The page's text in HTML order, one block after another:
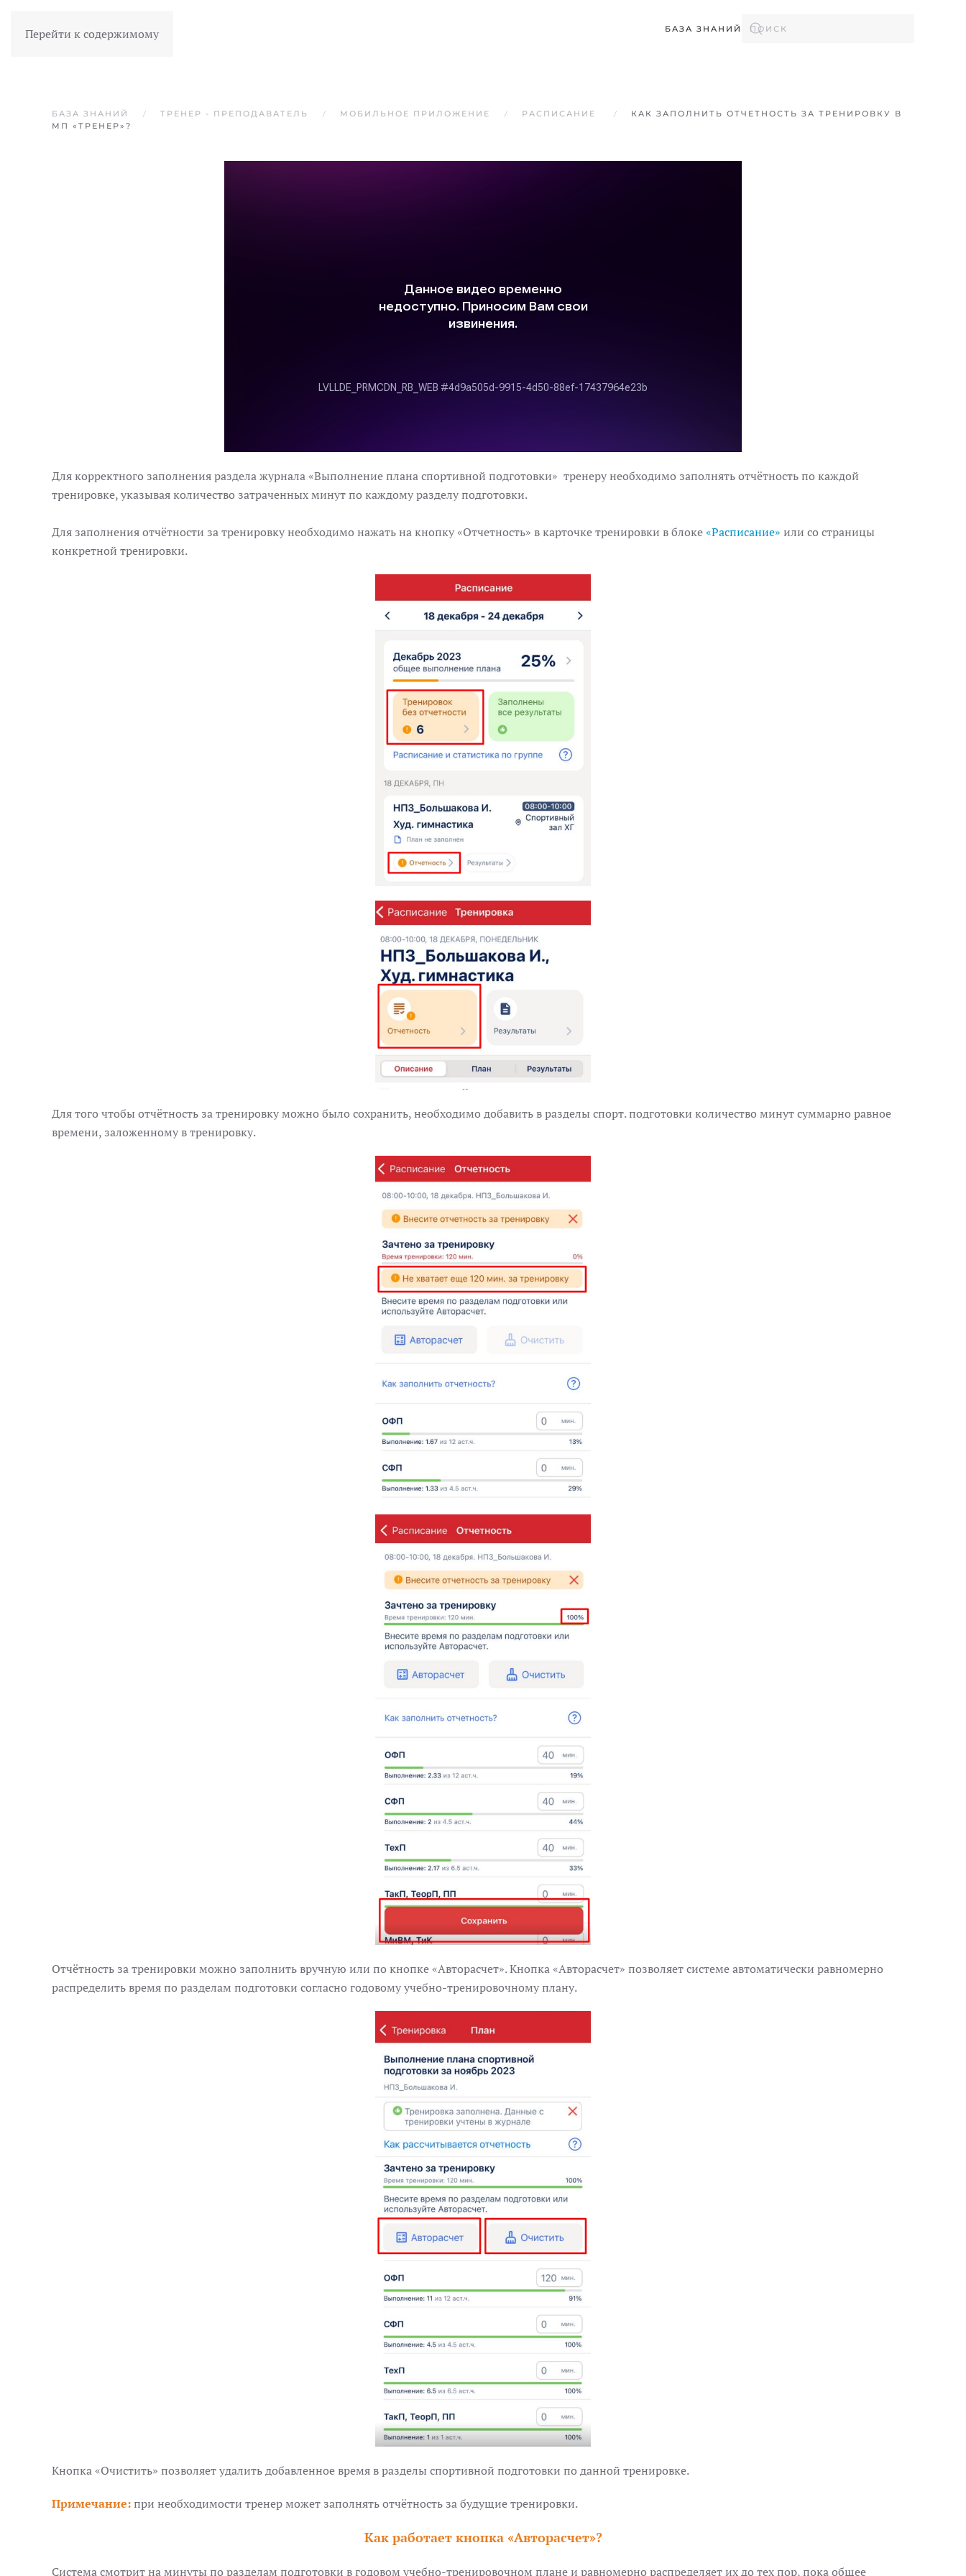
Перейти к содержимому БАЗА ЗНАНИЙ
БАЗА ЗНАНИЙ ТРЕНЕР - ПРЕПОДАВАТЕЛЬ МОБИЛЬНОЕ ПРИЛОЖЕНИЕ РАСПИСАНИЕ
КАК ЗАПОЛНИТЬ ОТЧЕТНОСТЬ ЗА ТРЕНИРОВКУ В
МП «ТРЕНЕР»?
Для корректного заполнения раздела журнала «Выполнение плана спортивной подготовки» тренеру необходимо заполнять отчётность по каждой
тренировке, указывая количество затраченных минут по каждому разделу подготовки.
Для заполнения отчётности за тренировку необходимо нажать на кнопку «Отчетность» в карточке тренировки в блоке«Расписание» или со страницы
конкретной тренировки.
Для того чтобы отчётность за тренировку можно было сохранить, необходимо добавить в разделы спорт. подготовки количество минут суммарно равное
времени, заложенному в тренировку.
Отчётность за тренировки можно заполнить вручную или по кнопке «Авторасчет». Кнопка «Авторасчет» позволяет системеавтоматически равномерно
распределить время по разделам подготовки согласно годовому учебно-тренировочному плану.
Кнопка «Очистить» позволяет удалить добавленное время в разделы спортивной подготовки по данной тренировке.
Примечание:при необходимости тренер может заполнять отчётность за будущие тренировки.
Как работает кнопка «Авторасчет»?
Система смотрит на минуты по разделам подготовки в годовом учебно-тренировочном плане и равномерно распределяет их до тех пор, пока общее